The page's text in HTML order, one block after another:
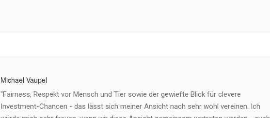
Michael Vaupel
"Fairness, Respekt vor Mensch und Tier sowie der gewiefte Blick für clevere
Investment-Chancen - das lässt sich meiner Ansicht nach sehr wohl vereinen. Ich